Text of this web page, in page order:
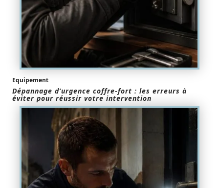
Equipement
Dépannage d’urgence coffre-fort : les erreurs à
éviter pour réussir votre intervention